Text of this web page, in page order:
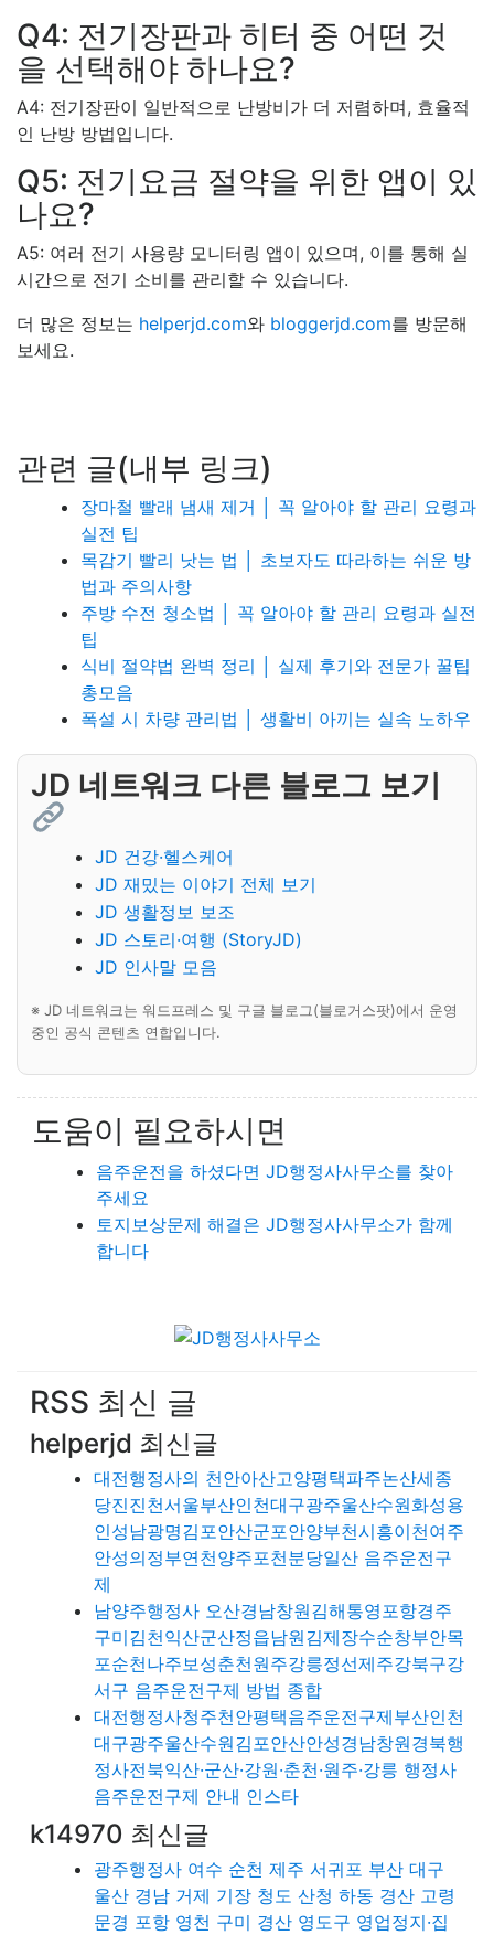
Q4: 전기장판과 히터 중 어떤 것
을 선택해야 하나요?
A4: 전기장판이 일반적으로 난방비가 더 저렴하며, 효율적
인 난방 방법입니다.
Q5: 전기요금 절약을 위한 앱이 있
나요?
A5: 여러 전기 사용량 모니터링 앱이 있으며, 이를 통해 실
시간으로 전기 소비를 관리할 수 있습니다.
더 많은 정보는 helperjd.com와 bloggerjd.com를 방문해
보세요.
관련 글(내부 링크)
장마철 빨래 냄새 제거 │ 꼭 알아야 할 관리 요령과
실전 팁
목감기 빨리 낫는 법 │ 초보자도 따라하는 쉬운 방
법과 주의사항
주방 수전 청소법 │ 꼭 알아야 할 관리 요령과 실전
팁
식비 절약법 완벽 정리 │ 실제 후기와 전문가 꿀팁
총모음
폭설 시 차량 관리법 │ 생활비 아끼는 실속 노하우
JD 네트워크 다른 블로그 보기
JD 건강·헬스케어
JD 재밌는 이야기 전체 보기
JD 생활정보 보조
JD 스토리·여행 (StoryJD)
JD 인사말 모음
※ JD 네트워크는 워드프레스 및 구글 블로그(블로거스팟)에서 운영
중인 공식 콘텐츠 연합입니다.
도움이 필요하시면
음주운전을 하셨다면 JD행정사사무소를 찾아
주세요
토지보상문제 해결은 JD행정사사무소가 함께
합니다
RSS 최신 글
helperjd 최신글
대전행정사의 천안아산고양평택파주논산세종
당진진천서울부산인천대구광주울산수원화성용
인성남광명김포안산군포안양부천시흥이천여주
안성의정부연천양주포천분당일산 음주운전구
제
남양주행정사 오산경남창원김해통영포항경주
구미김천익산군산정읍남원김제장수순창부안목
포순천나주보성춘천원주강릉정선제주강북구강
서구 음주운전구제 방법 종합
대전행정사청주천안평택음주운전구제부산인천
대구광주울산수원김포안산안성경남창원경북행
정사전북익산·군산·강원·춘천·원주·강릉 행정사
음주운전구제 안내 인스타
k14970 최신글
광주행정사 여수 순천 제주 서귀포 부산 대구
울산 경남 거제 기장 청도 산청 하동 경산 고령
문경 포항 영천 구미 경산 영도구 영업정지·집